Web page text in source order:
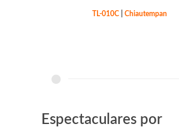
TL-010C Chiautempan
Espectaculares por